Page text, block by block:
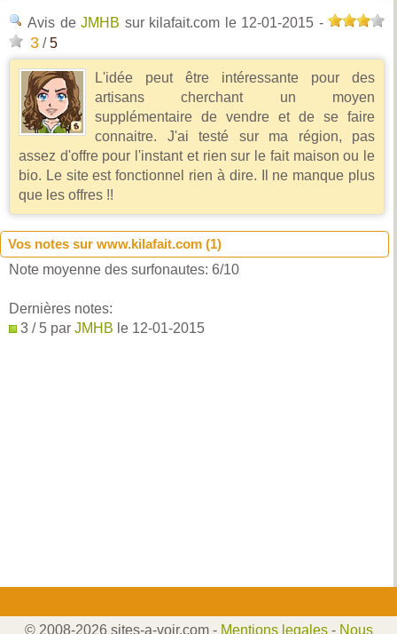
Avis deJMHB sur kilafait.com le 12-01-2015 -
3 /5
L'idée peut être intéressante pour des
artisans cherchant un moyen
supplémentaire de vendre et de se faire
connaitre. J'ai testé sur ma région, pas
assez d'offre pour l'instant et rien sur le fait maison ou le
bio. Le site est fonctionnel rien à dire. Il ne manque plus
que les offres !!
Vos notes sur www.kilafait.com (1)
Note moyenne des surfonautes: 6/10
Dernières notes:
3 / 5 par JMHB le 12-01-2015
© 2008-2026 sites-a-voir.com - Mentions legales- Nous